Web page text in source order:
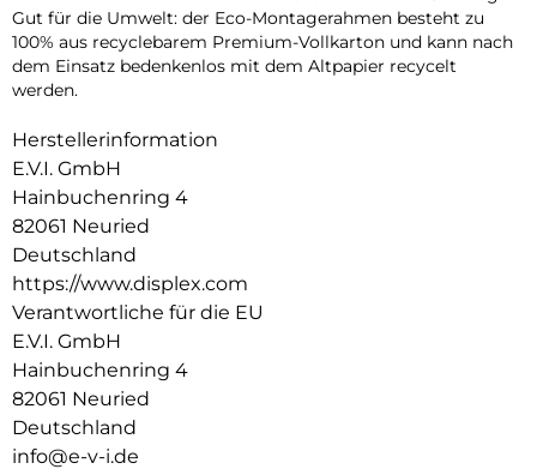
Gut für die Umwelt: der Eco-Montagerahmen besteht zu
100% aus recyclebarem Premium-Vollkarton und kann nach
dem Einsatz bedenkenlos mit dem Altpapier recycelt
werden.
Herstellerinformation
E.V.I. GmbH
Hainbuchenring 4
82061 Neuried
Deutschland
https://www.displex.com
Verantwortliche für die EU
E.V.I. GmbH
Hainbuchenring 4
82061 Neuried
Deutschland
info@e-v-i.de